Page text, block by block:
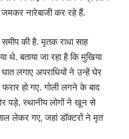
नारेबाजी कर रहे हैं.
की है. मृतक राधा साह
थे. बताया जा रहा है कि मुखिया
लगाए अपराधियों ने उन्हें घेर
हो गए. गोली लगने के बाद
पड़े. स्थानीय लोगों ने खून से
लेकर गए, जहां डॉक्टरों ने मृत